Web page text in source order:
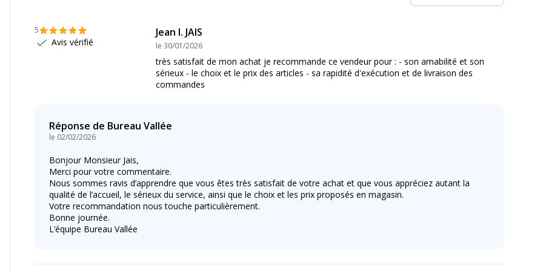
15000 All-in-One
ET-2750U ,ET-
Etat du produit
5
Avis vérifié
Jean l. JAIS
le 30/01/2026
très satisfait de mon achat je recommande ce vendeur pour : - son amabilité et son
sérieux - le choix et le prix des articles - sa rapidité d'exécution et de livraison des
commandes
Réponse de Bureau Vallée
le 02/02/2026
Bonjour Monsieur Jais,
Merci pour votre commentaire.
Nous sommes ravis d’apprendre que vous êtes très satisfait de votre achat et que vous appréciez autant la
qualité de l’accueil, le sérieux du service, ainsi que le choix et les prix proposés en magasin.
Votre recommandation nous touche particulièrement.
Bonne journée.
L’équipe Bureau Vallée